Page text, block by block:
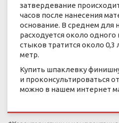
затвердевание
часов после нанесения
основание. В среднем для
расходуется около
стыков тратится около
метр.
Купить шпаклевку
и проконсультироваться
можно в нашем интернет